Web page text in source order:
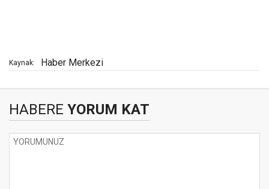
Kaynak: Haber Merkezi
HABERE YORUM KAT